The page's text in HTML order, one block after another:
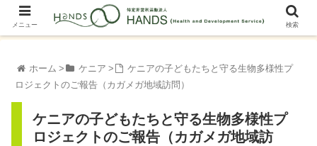
ホーム ケニア
ケニアの子どもたちと守る生物多様性プ
ロジェクトのご報告（カガメガ地域訪問）
ケニアの子どもたちと守る生物多様性プ
ロジェクトのご報告（カガメガ地域訪
メニュー 検索